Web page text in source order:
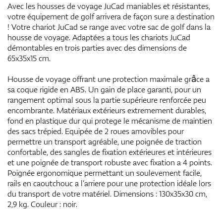
Avec les housses de voyage JuCad maniables et résistantes,
votre équipement de golf arrivera de façon sure a destination
! Votre chariot JuCad se range avec votre sac de golf dans la
housse de voyage. Adaptées a tous les chariots JuCad
démontables en trois parties avec des dimensions de
65x35x15 cm.
Housse de voyage offrant une protection maximale grâce a
sa coque rigide en ABS. Un gain de place garanti, pour un
rangement optimal sous la partie supérieure renforcée peu
encombrante. Matériaux extérieurs extremement durables,
fond en plastique dur qui protege le mécanisme de maintien
des sacs trépied. Equipée de 2 roues amovibles pour
permettre un transport agréable, une poignée de traction
confortable, des sangles de fixation extérieures et intérieures
et une poignée de transport robuste avec fixation a 4 points.
Poignée ergonomique permettant un soulevement facile,
rails en caoutchouc a l‘arriere pour une protection idéale lors
du transport de votre matériel. Dimensions : 130x35x30 cm,
2,9 kg. Couleur : noir.